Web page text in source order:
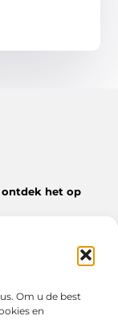
Om u de best
en
het op